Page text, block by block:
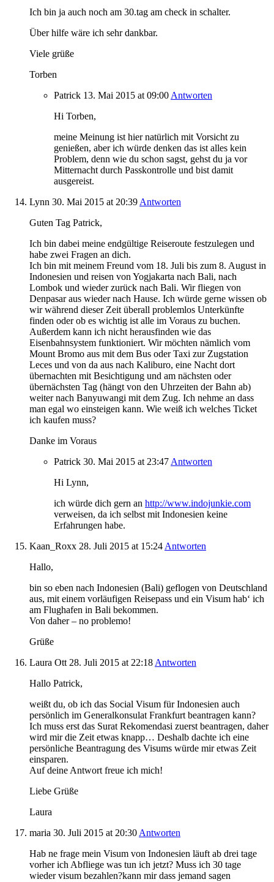
Ich bin ja auch noch am 30.tag am check in schalter.
Über hilfe wäre ich sehr dankbar.
Viele grüße
Torben
Patrick 13. Mai 2015 at 09:00 Antworten
Hi Torben,
meine Meinung ist hier natürlich mit Vorsicht zu
genießen, aber ich würde denken das ist alles kein
Problem, denn wie du schon sagst, gehst du ja vor
Mitternacht durch Passkontrolle und bist damit
ausgereist.
Lynn 30. Mai 2015 at 20:39 Antworten
Guten Tag Patrick,
Ich bin dabei meine endgültige Reiseroute festzulegen und
habe zwei Fragen an dich.
Ich bin mit meinem Freund vom 18. Juli bis zum 8. August in
Indonesien und reisen von Yogjakarta nach Bali, nach
Lombok und wieder zurück nach Bali. Wir fliegen von
Denpasar aus wieder nach Hause. Ich würde gerne wissen ob
wir während dieser Zeit überall problemlos Unterkünfte
finden oder ob es wichtig ist alle im Voraus zu buchen.
Außerdem kann ich nicht herausfinden wie das
Eisenbahnsystem funktioniert. Wir möchten nämlich vom
Mount Bromo aus mit dem Bus oder Taxi zur Zugstation
Leces und von da aus nach Kaliburo, eine Nacht dort
übernachten mit Besichtigung und am nächsten oder
übernächsten Tag (hängt von den Uhrzeiten der Bahn ab)
weiter nach Banyuwangi mit dem Zug. Ich nehme an dass
man egal wo einsteigen kann. Wie weiß ich welches Ticket
ich kaufen muss?
Danke im Voraus
Patrick 30. Mai 2015 at 23:47 Antworten
Hi Lynn,
ich würde dich gern an http://www.indojunkie.com
verweisen, da ich selbst mit Indonesien keine
Erfahrungen habe.
Kaan_Roxx 28. Juli 2015 at 15:24 Antworten
Hallo,
bin so eben nach Indonesien (Bali) geflogen von Deutschland
aus, mit einem vorläufigen Reisepass und ein Visum hab‘ ich
am Flughafen in Bali bekommen.
Von daher – no problemo!
Grüße
Laura Ott 28. Juli 2015 at 22:18 Antworten
Hallo Patrick,
weißt du, ob ich das Social Visum für Indonesien auch
persönlich im Generalkonsulat Frankfurt beantragen kann?
Ich muss erst das Surat Rekomendasi zuerst beantragen, daher
wird mir die Zeit etwas knapp… Deshalb dachte ich eine
persönliche Beantragung des Visums würde mir etwas Zeit
einsparen.
Auf deine Antwort freue ich mich!
Liebe Grüße
Laura
maria 30. Juli 2015 at 20:30 Antworten
Hab ne frage mein Visum von Indonesien läuft ab drei tage
vorher ich Abfliege was tun ich jetzt? Muss ich 30 tage
wieder visum bezahlen?kann mir dass jemand sagen